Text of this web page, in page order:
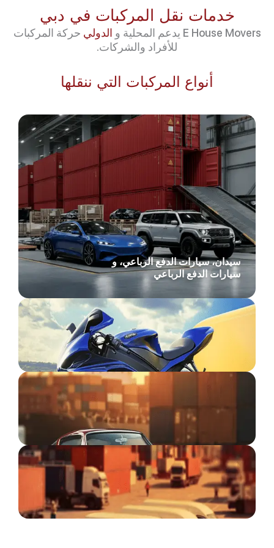
خدمات نقل المركبات في دبي
E House Movers يدعم المحلية و الدولي حركة المركبات
للأفراد والشركات.
أنواع المركبات التي ننقلها
سيدان، سيارات الدفع الرباعي، و
سيارات الدفع الرباعي